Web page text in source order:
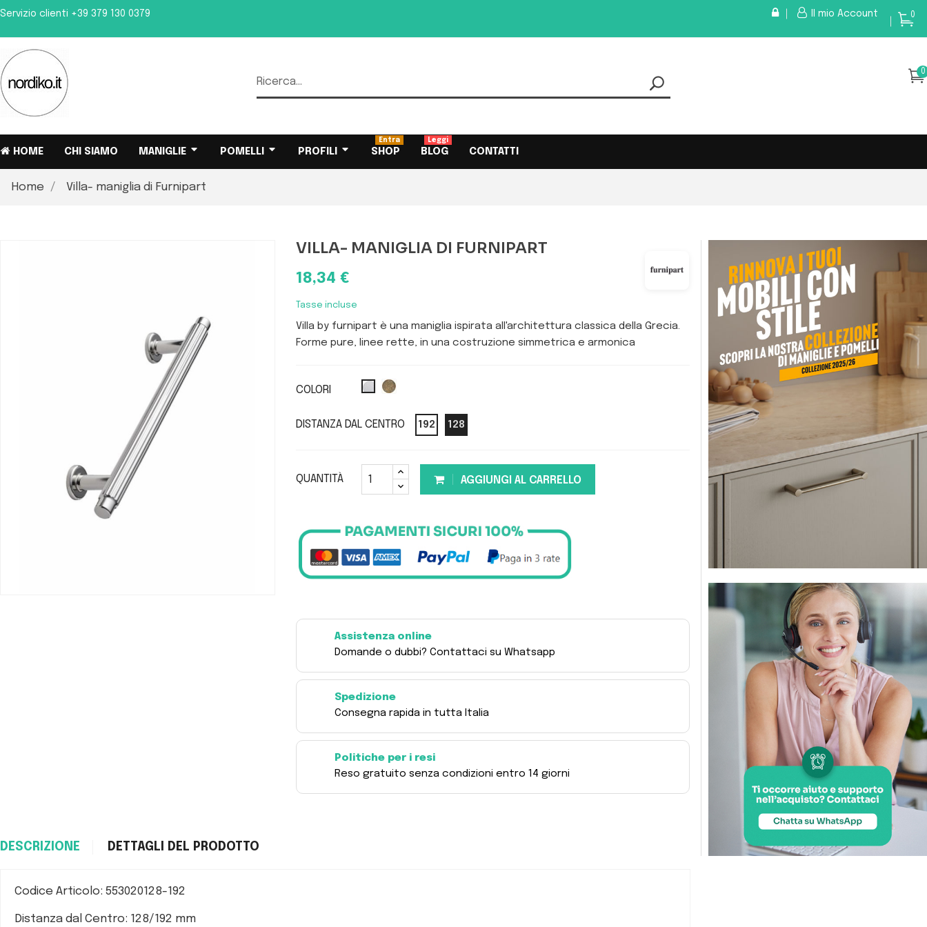
Servizio clienti +39 379 130 0379 Il mio Account 0
0
HOME CHI SIAMO MANIGLIE POMELLI PROFILI SHOP
Entra
BLOG
Leggi
CONTATTI
Home Villa- maniglia di Furnipart
VILLA- MANIGLIA DI FURNIPART
18,34 €
Tasse incluse
Villa by furnipart è una maniglia ispirata all'architettura classica della Grecia.
Forme pure, linee rette, in una costruzione simmetrica e armonica
COLORI
DISTANZA DAL CENTRO 192 128
QUANTITÀ AGGIUNGI AL CARRELLO
Assistenza online
Domande o dubbi? Contattaci su Whatsapp
Spedizione
Consegna rapida in tutta Italia
Politiche per i resi
Reso gratuito senza condizioni entro 14 giorni
DESCRIZIONE DETTAGLI DEL PRODOTTO
Codice Articolo: 553020128-192
Distanza dal Centro: 128/192 mm